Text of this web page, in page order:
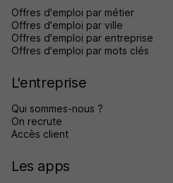
Offres d'emploi par métier
Offres d'emploi par ville
Offres d'emploi par entreprise
Offres d'emploi par mots clés
L'entreprise
Qui sommes-nous ?
On recrute
Accès client
Les apps